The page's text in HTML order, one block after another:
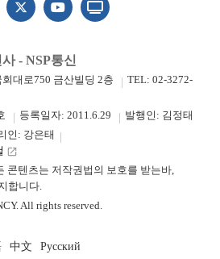
- NSP통신
대로750 금산빌딩 2층
TEL: 02-3272-
등록일자: 2011.6.29
발행인: 김정태
인: 강은태
launch
콘텐츠는 저작권법의 보호를 받는바,
합니다.
All rights reserved.
中文
Русский